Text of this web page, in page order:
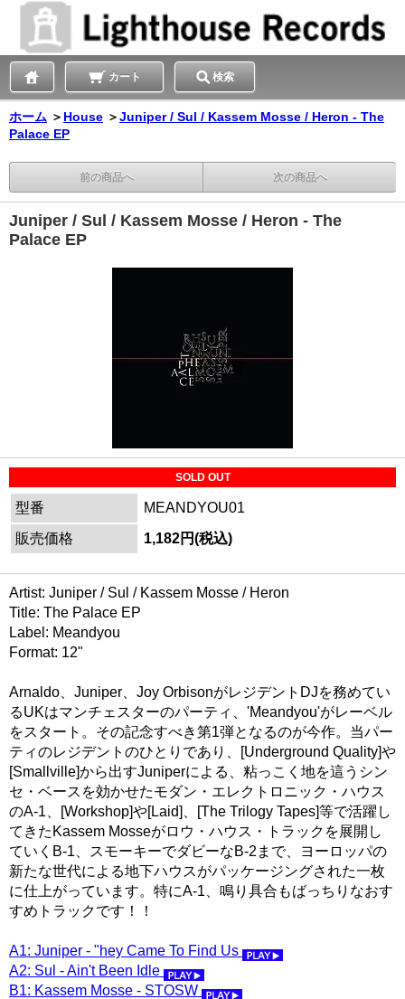
カート 検索
ホーム ＞ House ＞Juniper / Sul / Kassem Mosse / Heron - The
Palace EP
前の商品へ 次の商品へ
Juniper / Sul / Kassem Mosse / Heron - The
Palace EP
SOLD OUT
型番
MEANDYOU01
販売価格
1,182円(税込)
Artist: Juniper / Sul / Kassem Mosse / Heron
Title: The Palace EP
Label: Meandyou
Format: 12"
Arnaldo、Juniper、Joy OrbisonがレジデントDJを務めてい
るUKはマンチェスターのパーティ、'Meandyou'がレーベル
をスタート。その記念すべき第1弾となるのが今作。当パー
ティのレジデントのひとりであり、[Underground Quality]や
[Smallville]から出すJuniperによる、粘っこく地を這うシン
セ・ベースを効かせたモダン・エレクトロニック・ハウス
のA-1、[Workshop]や[Laid]、[The Trilogy Tapes]等で活躍し
てきたKassem Mosseがロウ・ハウス・トラックを展開し
ていくB-1、スモーキーでダビーなB-2まで、ヨーロッパの
新たな世代による地下ハウスがパッケージングされた一枚
に仕上がっています。特にA-1、鳴り具合もばっちりなおす
すめトラックです！！
A1: Juniper - "hey Came To Find Us
A2: Sul - Ain't Been Idle
B1: Kassem Mosse - STOSW